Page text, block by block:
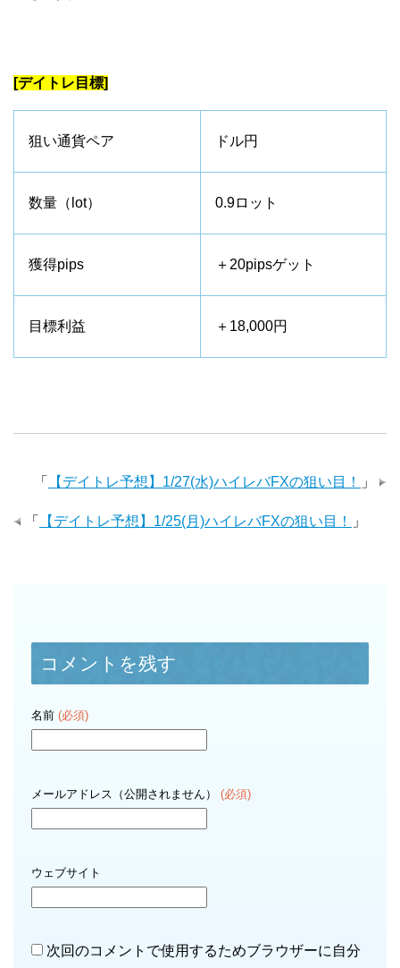
[デイトレ目標]
狙い通貨ペア ドル円
数量（lot） 0.9ロット
獲得pips ＋20pipsゲット
目標利益 ＋18,000円
「 【デイトレ予想】1/27(水)ハイレバFXの狙い目！ 」
「 【デイトレ予想】1/25(月)ハイレバFXの狙い目！ 」
コメントを残す
名前 (必須)
メールアドレス（公開されません） (必須)
ウェブサイト
次回のコメントで使用するためブラウザーに自分